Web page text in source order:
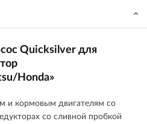
Quicksilver для
Honda»
и кормовым двигателям со
со сливной пробкой